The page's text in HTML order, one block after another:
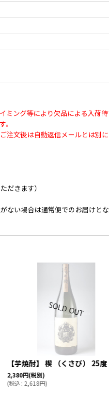
ング等により欠品による入荷
文後は自動返信メールとは別
だきます）
がない場合は通常便でのお届けと
【芋焼酎】 楔 （くさび） 25
2,380円(税別)
(税込: 2,618円)